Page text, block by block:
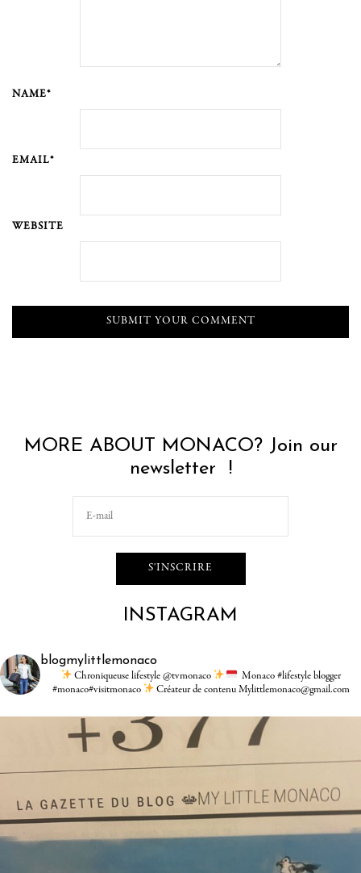
NAME*
EMAIL*
WEBSITE
MORE ABOUT MONACO? Join our
newsletter !
INSTAGRAM
blogmylittlemonaco
Chroniqueuse lifestyle @tvmonaco
Monaco #lifestyle blogger
#monaco#visitmonaco
Créateur de contenu Mylittlemonaco@gmail.com